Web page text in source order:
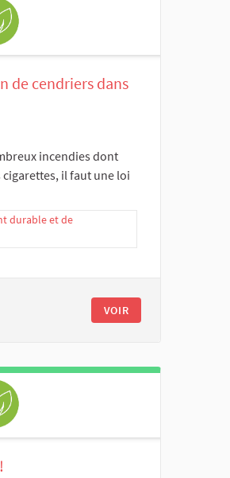
de cendriers dans
incendies dont
il faut une loi
durable et de
VOIR